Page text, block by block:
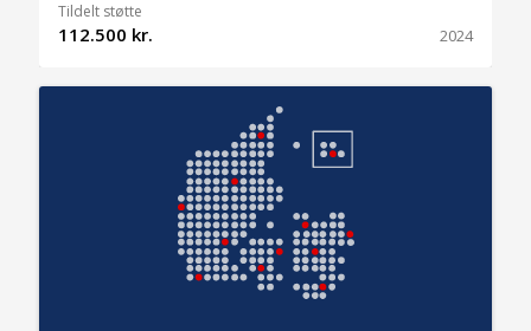
Tildelt støtte
112.500 kr. 2024